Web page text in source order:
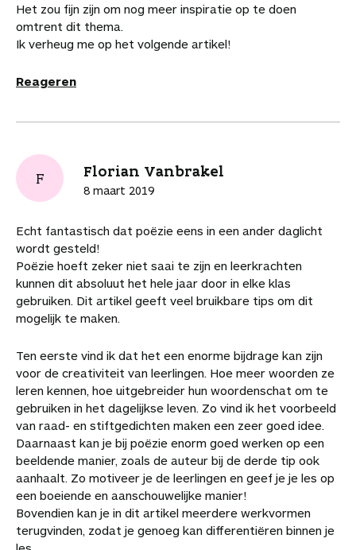
Het zou fijn zijn om nog meer inspiratie op te doen
omtrent dit thema.
Ik verheug me op het volgende artikel!
Reageren
F Florian Vanbrakel
8 maart 2019
Echt fantastisch dat poëzie eens in een ander daglicht
wordt gesteld!
Poëzie hoeft zeker niet saai te zijn en leerkrachten
kunnen dit absoluut het hele jaar door in elke klas
gebruiken. Dit artikel geeft veel bruikbare tips om dit
mogelijk te maken.
Ten eerste vind ik dat het een enorme bijdrage kan zijn
voor de creativiteit van leerlingen. Hoe meer woorden ze
leren kennen, hoe uitgebreider hun woordenschat om te
gebruiken in het dagelijkse leven. Zo vind ik het voorbeeld
van raad- en stiftgedichten maken een zeer goed idee.
Daarnaast kan je bij poëzie enorm goed werken op een
beeldende manier, zoals de auteur bij de derde tip ook
aanhaalt. Zo motiveer je de leerlingen en geef je je les op
een boeiende en aanschouwelijke manier!
Bovendien kan je in dit artikel meerdere werkvormen
terugvinden, zodat je genoeg kan differentiëren binnen je